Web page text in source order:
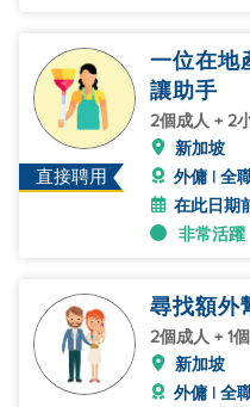
直接聘用
一位在地
讓助手
2個成人 + 2
新加坡
外傭 | 全
在此日期
非常活躍
尋找額外
2個成人 + 1
新加坡
外傭 | 全